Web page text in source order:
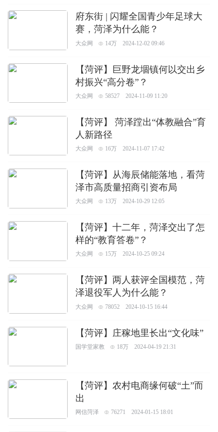
府东街 | 闪耀全国青少年足球大
赛，菏泽为什么能？
大众网 14万 2024-12-02 09:46
【菏评】巨野龙堌镇何以交出乡
村振兴“高分卷”？
大众网 58527 2024-11-09 11:20
【菏评】 菏泽蹚出“体教融合”育
人新路径
大众网 16万 2024-11-07 17:42
【菏评】从海辰储能落地，看菏
泽市高质量招商引资布局
大众网 13万 2024-10-29 12:05
【菏评】十二年，菏泽交出了怎
样的“教育答卷”？
大众网 15万 2024-10-25 09:24
【菏评】两人获评全国模范，菏
泽退役军人为什么能？
大众网 78052 2024-10-15 16:44
【菏评】庄稼地里长出“文化味”
国学堂家教 18万 2024-04-19 21:31
【菏评】农村电商缘何破“土”而
出
网信菏泽 76271 2024-01-15 18:01